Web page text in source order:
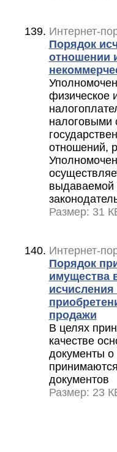
Интернет-
Порядок
отношении
физическое
налоговыми
отношений,
выдаваемой
Размер: 31
Интернет-
Порядок
имущества
продажи
В целях
качестве
документы о
документов
Размер: 23